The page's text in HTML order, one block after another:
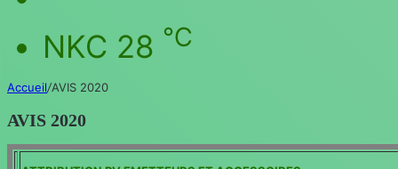
NKC 28 ℃
Accueil/AVIS 2020
AVIS 2020